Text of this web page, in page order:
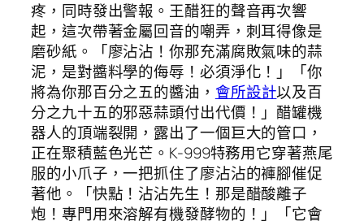
疼，同時發出警報。王醋狂的聲音再次響
起，這次帶著金屬回音的嘲弄，刺耳得像是
磨砂紙。「廖沾沾！你那充滿腐敗氣味的蒜
泥，是對醬料學的侮辱！必須淨化！」「你
將為你那百分之五的醬油， 會所設計以及百
分之九十五的邪惡蒜頭付出代價！」醋罐機
器人的頂端裂開，露出了一個巨大的管口，
正在聚積藍色光芒。K-999特務用它穿著燕尾
服的小爪子，一把抓住了廖沾沾的褲腳催促
著他。「快點！沾沾先生！那是醋酸離子
炮！專門用來溶解有機發酵物的！」「它會